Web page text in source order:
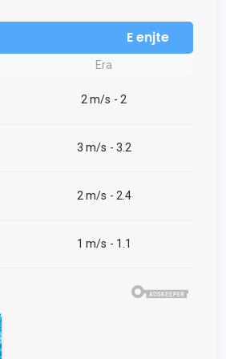
E enjte
Era
2 m/s - 2
3 m/s - 3.2
2 m/s - 2.4
1 m/s - 1.1